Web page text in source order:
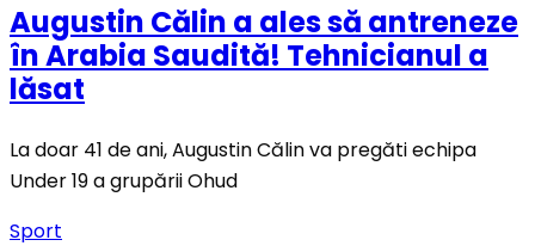
Augustin Călin a ales să antreneze
în Arabia Saudită! Tehnicianul a
lăsat
La doar 41 de ani, Augustin Călin va pregăti echipa
Under 19 a grupării Ohud
Sport